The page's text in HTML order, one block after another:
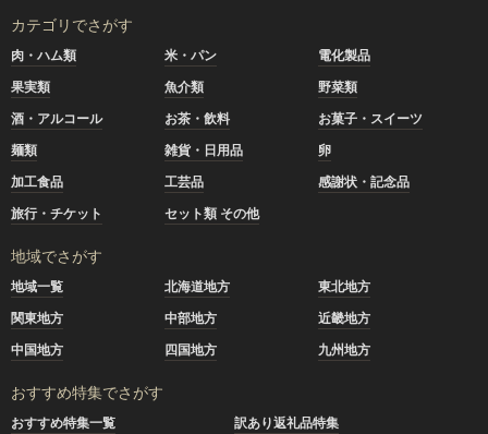
カテゴリでさがす
肉・ハム類 米・パン
電化製品
果実類
魚介類
野菜類
酒・アルコール
お茶・飲料
お菓子・スイーツ
麺類
雑貨・日用品
卵
加工食品
工芸品
感謝状・記念品
旅行・チケット
セット類 その他
地域でさがす
地域一覧 北海道地方
東北地方
関東地方
中部地方
近畿地方
中国地方
四国地方 九州地方
おすすめ特集でさがす
おすすめ特集一覧
訳あり返礼品特集